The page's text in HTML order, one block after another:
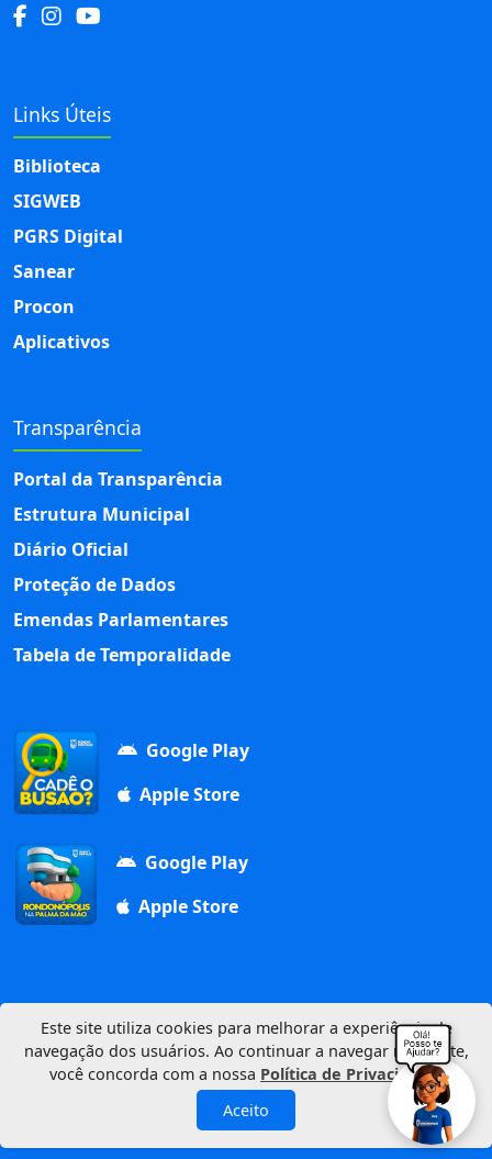
Links Úteis
Biblioteca
SIGWEB
PGRS Digital
Sanear
Procon
Aplicativos
Transparência
Portal da Transparência
Estrutura Municipal
Diário Oficial
Proteção de Dados
Emendas Parlamentares
Tabela de Temporalidade
Google Play
Apple Store
Google Play
Apple Store
Av. Duque de Caxias, 1000, Vila Aurora, 78740-022
CNPJ: 03.347.101/0001-21
© 2026 Município de Rondonópolis
Mapa do Site
Este site utiliza cookies para melhorar a experiência de
navegação dos usuários. Ao continuar a navegar neste site,
você concorda com a nossa Política de Privacidade.
Aceito